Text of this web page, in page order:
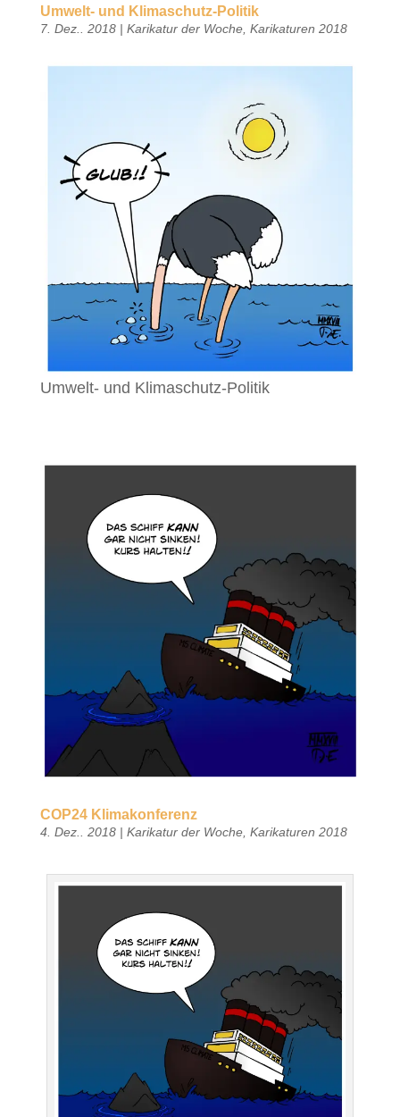
Umwelt- und Klimaschutz-Politik
7. Dez.. 2018| Karikatur der Woche, Karikaturen 2018
Umwelt- und Klimaschutz-Politik
COP24 Klimakonferenz
4. Dez.. 2018| Karikatur der Woche, Karikaturen 2018